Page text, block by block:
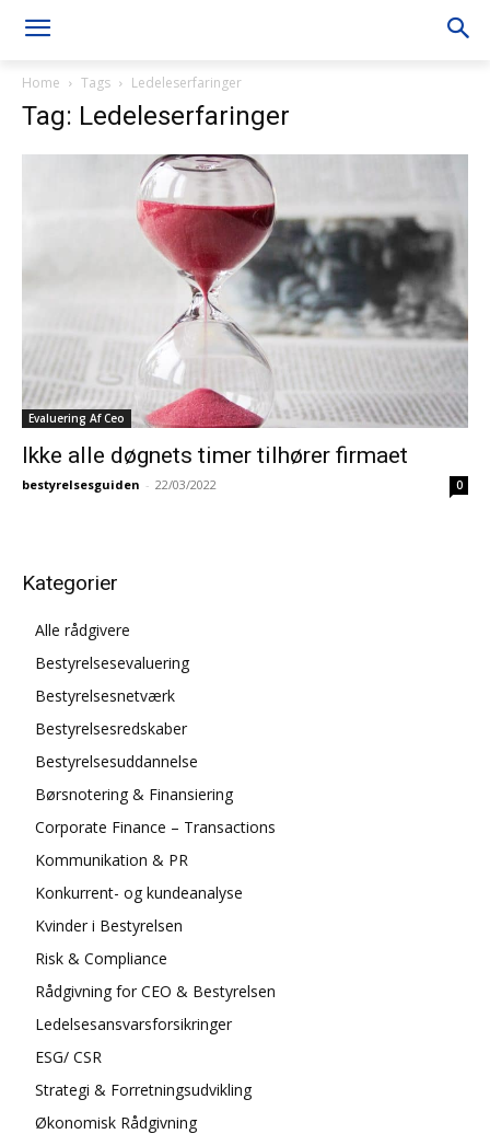
Home Tags Ledeleserfaringer
Tag: Ledeleserfaringer
Evaluering Af Ceo
Ikke alle døgnets timer tilhører firmaet
bestyrelsesguiden - 22/03/2022 0
Kategorier
Alle rådgivere
Bestyrelsesevaluering
Bestyrelsesnetværk
Bestyrelsesredskaber
Bestyrelsesuddannelse
Børsnotering & Finansiering
Corporate Finance – Transactions
Kommunikation & PR
Konkurrent- og kundeanalyse
Kvinder i Bestyrelsen
Risk & Compliance
Rådgivning for CEO & Bestyrelsen
Ledelsesansvarsforsikringer
ESG/ CSR
Strategi & Forretningsudvikling
Økonomisk Rådgivning